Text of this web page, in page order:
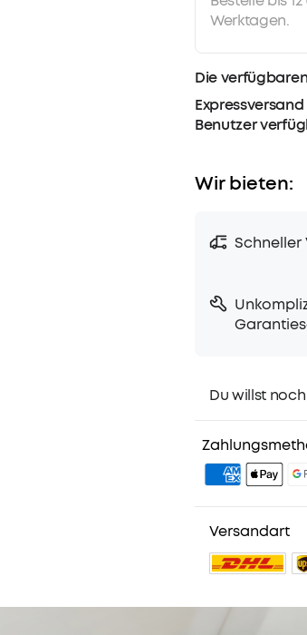
Werktagen.
Die
Benutzer
Wir bieten:
Schneller
Du willst
2. Mitglieder-
3.
4. Weitere
Versandart